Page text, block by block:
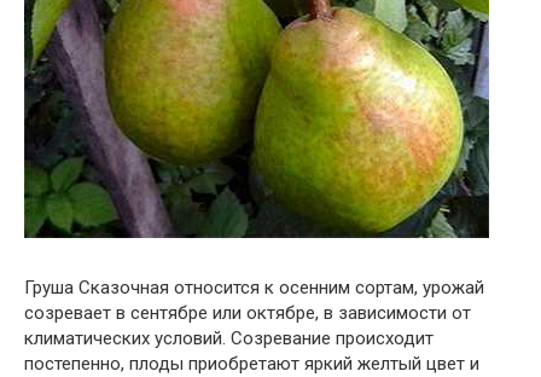
Груша Сказочная относится к осенним сортам, урожай
созревает в сентябре или октябре, в зависимости от
климатических условий. Созревание происходит
постепенно, плоды приобретают яркий желтый цвет и